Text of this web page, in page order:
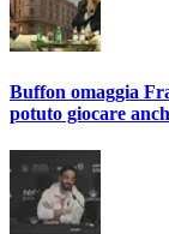
Buffon omaggia
potuto giocare